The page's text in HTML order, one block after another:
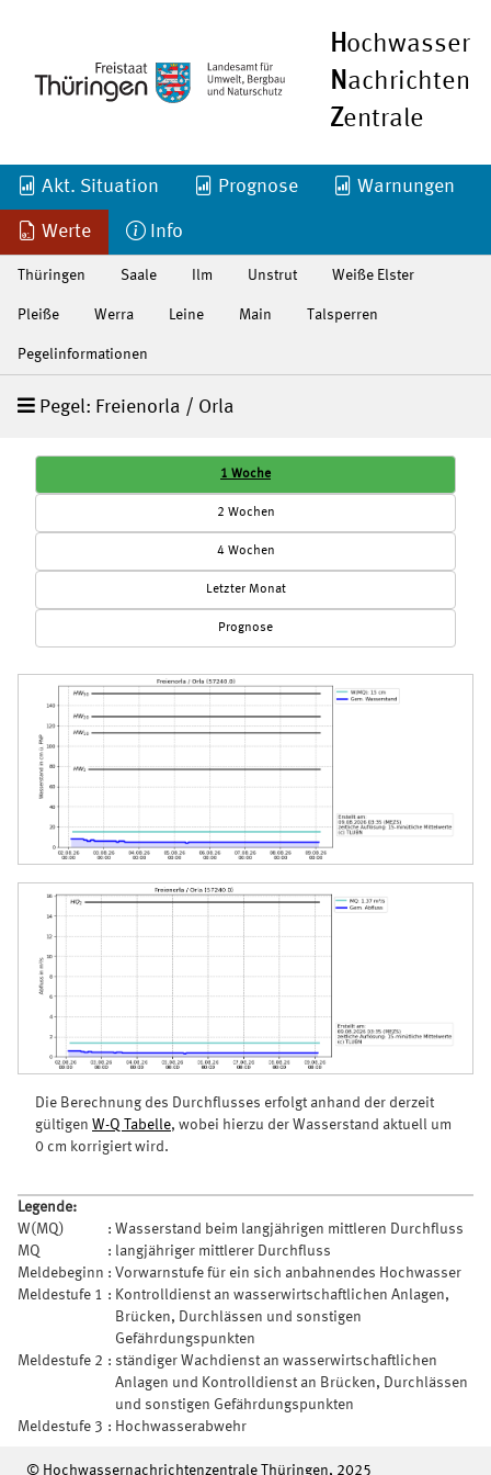
Hochwasser
Nachrichten
Zentrale
Akt. Situation Prognose Warnungen
Werte Info
Thüringen Saale Ilm Unstrut Weiße Elster
Pleiße Werra Leine Main Talsperren
Pegelinformationen
Pegel: Freienorla / Orla
1 Woche
2 Wochen
4 Wochen
Letzter Monat
Prognose
Die Berechnung des Durchflusses erfolgt anhand der derzeit
gültigen W-Q Tabelle, wobei hierzu der Wasserstand aktuell um
0 cm korrigiert wird.
Legende:
W(MQ)
: Wasserstand beim langjährigen mittleren Durchfluss
MQ
: langjähriger mittlerer Durchfluss
Meldebeginn : Vorwarnstufe für ein sich anbahnendes Hochwasser
Meldestufe 1 : Kontrolldienst an wasserwirtschaftlichen Anlagen,
Brücken, Durchlässen und sonstigen
Gefährdungspunkten
Meldestufe 2 : ständiger Wachdienst an wasserwirtschaftlichen
Anlagen und Kontrolldienst an Brücken, Durchlässen
und sonstigen Gefährdungspunkten
Meldestufe 3 : Hochwasserabwehr
© Hochwassernachrichtenzentrale Thüringen, 2025